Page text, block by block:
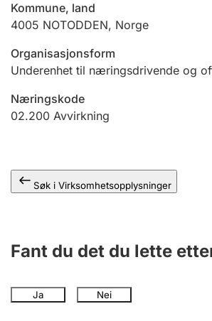
Ektepaktveileder
Kommune, land
4005 NOTODDEN, Norge
Organisasjonsform
Underenhet til næringsdrivende og
Næringskode
02.200 Avvirkning
Søk i Virksomhetsopplysninger
Fant du det du lette
Ja Nei